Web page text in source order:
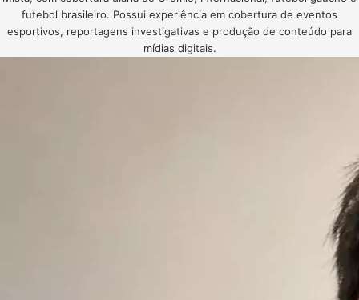
futebol brasileiro. Possui experiência em cobertura de eventos
esportivos, reportagens investigativas e produção de conteúdo para
mídias digitais.